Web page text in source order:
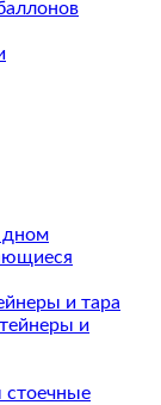
дном
и тара
и
стоечные